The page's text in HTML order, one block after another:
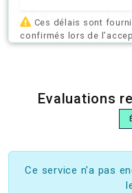
Ces délais sont
confirmés lors de
Evaluations
Ce service n'a pas